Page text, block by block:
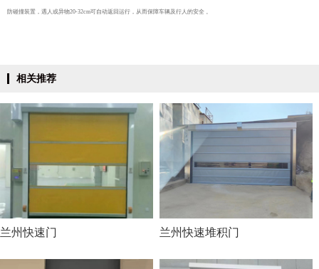
防碰撞装置，遇人或异物20-32cm可自动返回运行，从而保障车辆及行人的安全 。
相关推荐
兰州快速门 兰州快速堆积门